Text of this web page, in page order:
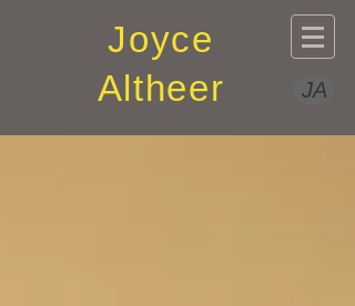
Joyce
Altheer
JA